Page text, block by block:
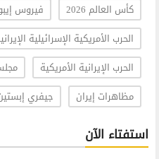
كأس العالم 2026 فيروس
الحرب الأمريكية الإسرائيلية
الحرب الإيرانية الأمريكية
مظاهرات إيران
جيفري
استفتاء الآن